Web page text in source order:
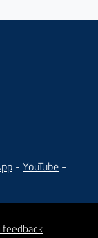
- YouTube -